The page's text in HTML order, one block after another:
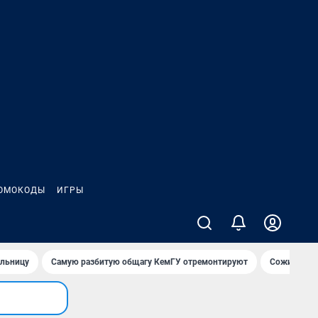
ИГРЫ
Самую разбитую общагу КемГУ отремонтируют